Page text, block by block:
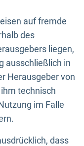
auf fremde
des
liegen,
ausschließlich in
Herausgeber von
technisch
im Falle
dass